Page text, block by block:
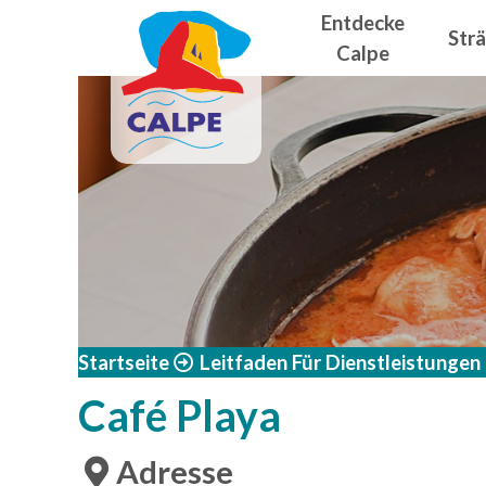
Direkt zum Inhalt
Entdecke
Calpe
Startseite Leitfaden Für
Café Playa
Adresse